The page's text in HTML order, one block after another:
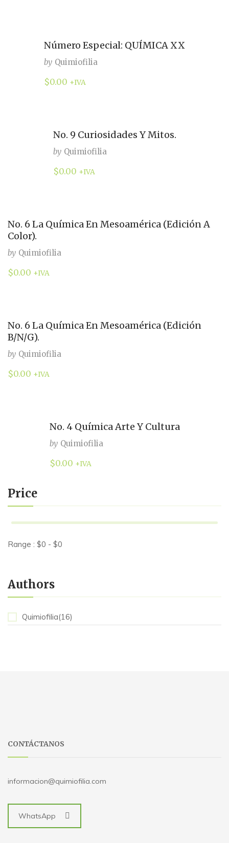
Price
Range : $0 - $0
Authors
Quimiofilia(16)
Número Especial: QUÍMICA XX
by Quimiofilia
$0.00 +IVA
No. 9 Curiosidades Y Mitos.
by Quimiofilia
$0.00 +IVA
No. 6 La Química En Mesoamérica (Edición A
Color).
by Quimiofilia
$0.00 +IVA
No. 6 La Química En Mesoamérica (Edición
B/N/G).
by Quimiofilia
$0.00 +IVA
No. 4 Química Arte Y Cultura
by Quimiofilia
$0.00 +IVA
CONTÁCTANOS
informacion@quimiofilia.com
WhatsApp